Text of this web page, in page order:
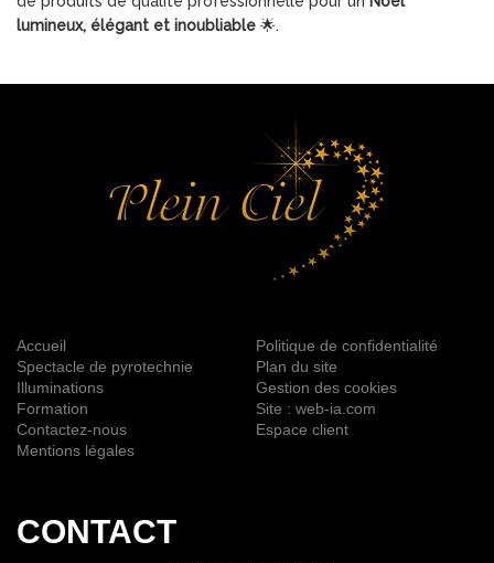
lumineux, élégant et inoubliable 🌟.
Accueil
Spectacle de pyrotechnie
Illuminations
Formation
Contactez-nous
Mentions légales
Politique de confidentialité
Plan du site
Gestion des cookies
Site : web-ia.com
Espace client
CONTACT